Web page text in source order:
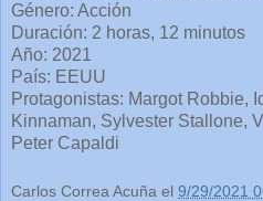
Género: Acción
Duración: 2 horas, 12 minutos
Año: 2021
País: EEUU
Protagonistas: Margot Robbie,
Kinnaman, Sylvester Stallone,
Peter Capaldi
Carlos Correa Acuña el 9/29/2021